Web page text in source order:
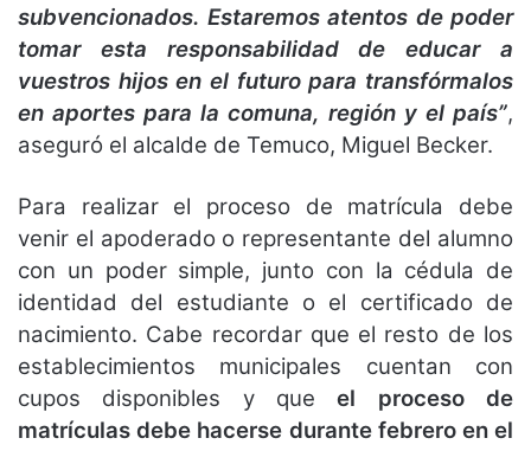
subvencionados. Estaremos atentos de poder
tomar esta responsabilidad de educar a
vuestros hijos en el futuro para transfórmalos
en aportes para la comuna, región y el país”,
aseguró el alcalde de Temuco, Miguel Becker.
Para realizar el proceso de matrícula debe
venir el apoderado o representante del alumno
con un poder simple, junto con la cédula de
identidad del estudiante o el certificado de
nacimiento. Cabe recordar que el resto de los
establecimientos municipales cuentan con
cupos disponibles y queel proceso de
matrículas debe hacerse durante febrero en el